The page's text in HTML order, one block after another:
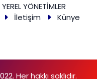
YEREL YÖNETİMLER
İletişim
Künye
Her hakkı saklıdır.